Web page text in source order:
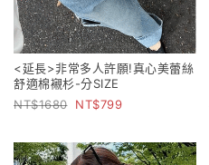
<延長>非常多人許願!真心美蕾絲
舒適棉襯杉-分SIZE
1680
799